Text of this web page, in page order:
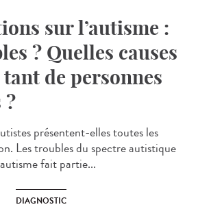
sur l’autisme :
? Quelles causes
de personnes
?
présentent-elles toutes les
Les troubles du spectre autistique
fait partie...
DIAGNOSTIC